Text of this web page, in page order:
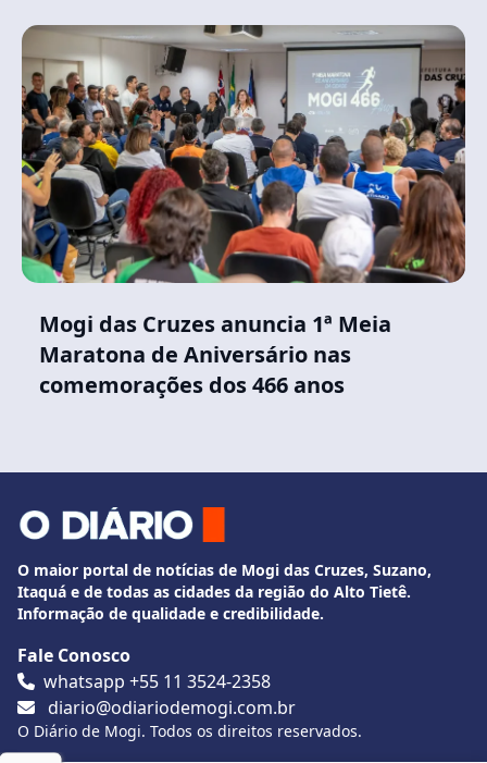
Mogi das Cruzes anuncia 1ª Meia
Maratona de Aniversário nas
comemorações dos 466 anos
O maior portal de notícias de Mogi das Cruzes, Suzano,
Itaquá e de todas as cidades da região do Alto Tietê.
Informação de qualidade e credibilidade.
Fale Conosco
whatsapp +55 11 3524-2358
diario@odiariodemogi.com.br
O Diário de Mogi. Todos os direitos reservados.